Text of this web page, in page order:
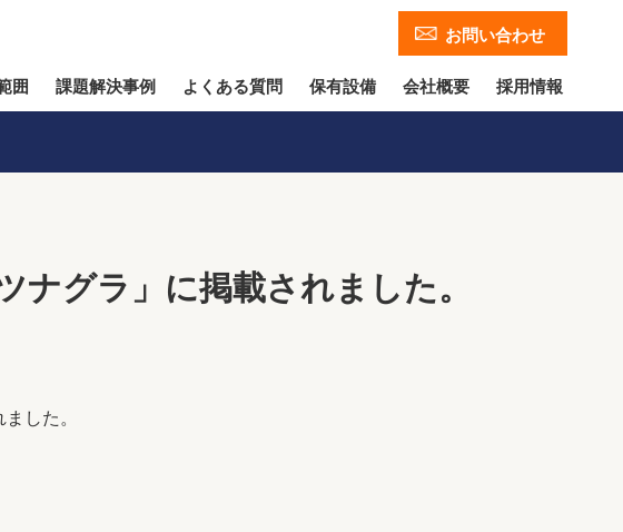
囲 課題解決事例 よくある質問 保有設備 会社概要 採用情報
お問い合わせ
ナグラ」に掲載されました。
した。